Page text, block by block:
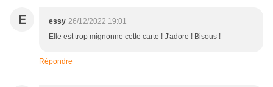
E essy 26/12/2022 19:01
Elle est trop mignonne cette carte ! J'adore ! Bisous !
Répondre